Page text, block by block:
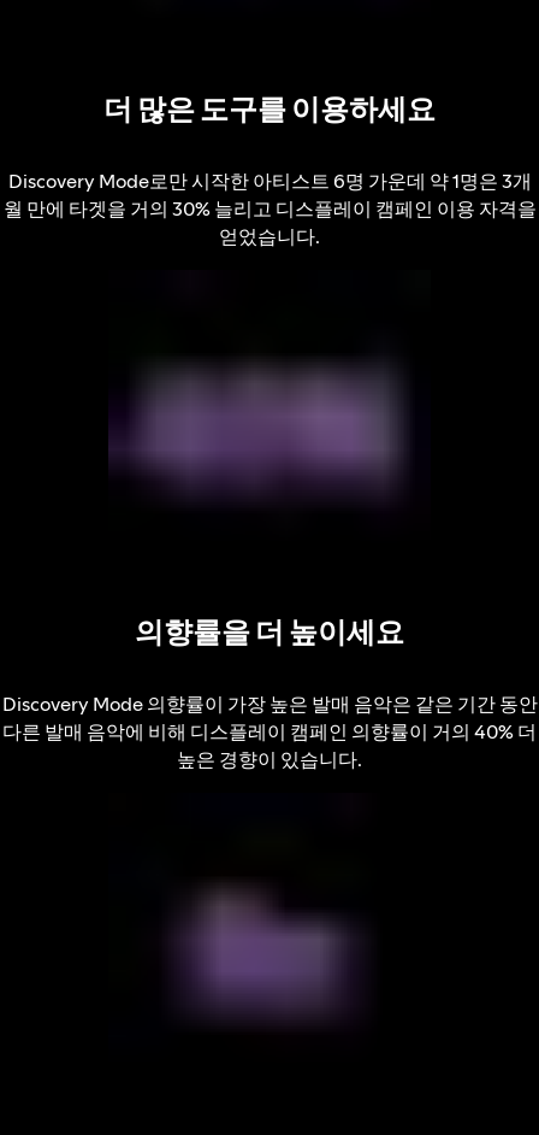
더 많은 도구를 이용하세요
Discovery Mode로만 시작한 아티스트 6명 가운데 약 1명은 3개
월 만에 타겟을 거의 30% 늘리고 디스플레이 캠페인 이용 자격을
얻었습니다.
의향률을 더 높이세요
Discovery Mode 의향률이 가장 높은 발매 음악은 같은 기간 동안
다른 발매 음악에 비해 디스플레이 캠페인 의향률이 거의 40% 더
높은 경향이 있습니다.